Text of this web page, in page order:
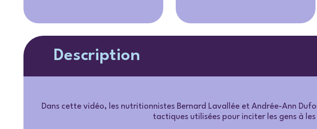
Description
Dans cette vidéo, les nutritionnistes Bernard Lavallée et Andrée-Ann
tactiques utilisées pour inciter les gens à